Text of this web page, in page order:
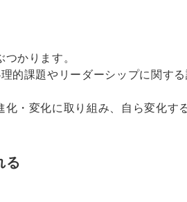
かります。
的課題やリーダーシップに関す
・変化に取り組み、自ら変化す
る